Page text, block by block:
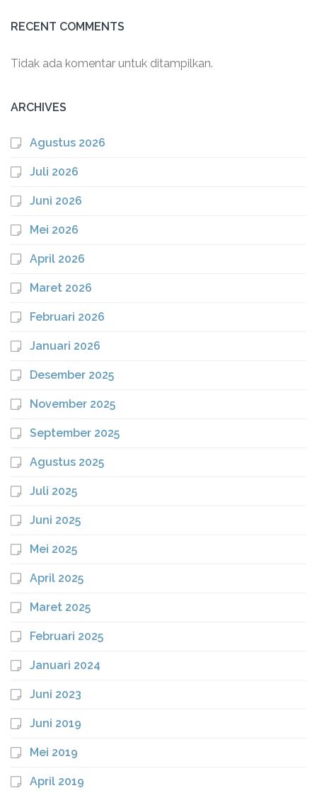
RECENT COMMENTS
Tidak ada komentar untuk ditampilkan.
ARCHIVES
Agustus 2026
Juli 2026
Juni 2026
Mei 2026
April 2026
Maret 2026
Februari 2026
Januari 2026
Desember 2025
November 2025
September 2025
Agustus 2025
Juli 2025
Juni 2025
Mei 2025
April 2025
Maret 2025
Februari 2025
Januari 2024
Juni 2023
Juni 2019
Mei 2019
April 2019